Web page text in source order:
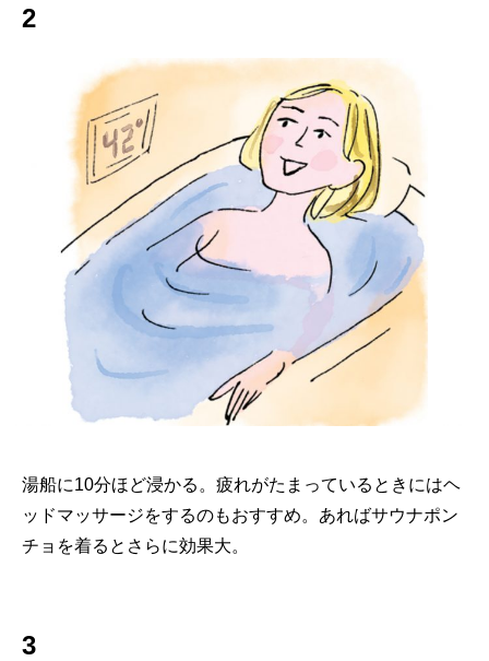
2
湯船に10分ほど浸かる。疲れがたまっているときにはヘ
ッドマッサージをするのもおすすめ。あればサウナポン
チョを着るとさらに効果大。
3